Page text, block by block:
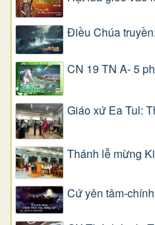
Điều Chúa
CN 19 TN A- 5
Giáo xứ Ea Tul:
Thánh lễ mừng
Cứ yên tâm-